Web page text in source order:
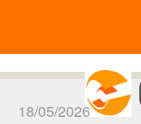
18/05/2026